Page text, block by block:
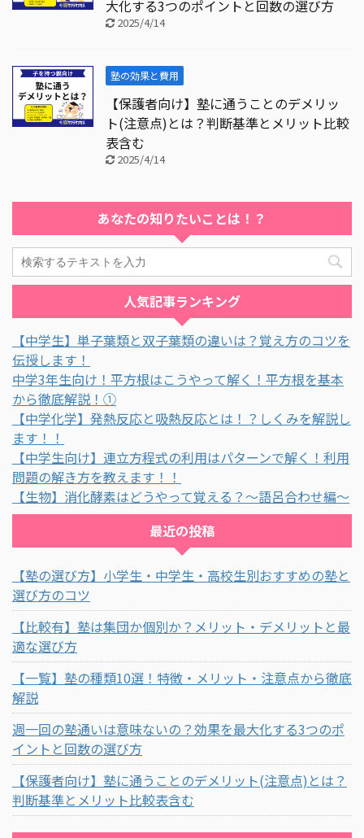
大化する3つのポイントと回数の選び方
2025/4/14
塾の効果と費用
【保護者向け】塾に通うことのデメリッ
ト(注意点)とは？判断基準とメリット比較
表含む
2025/4/14
あなたの知りたいことは！？
人気記事ランキング
【中学生】単子葉類と双子葉類の違いは？覚え方のコツを
伝授します！
中学3年生向け！平方根はこうやって解く！平方根を基本
から徹底解説！①
【中学化学】発熱反応と吸熱反応とは！？しくみを解説し
ます！！
【中学生向け】連立方程式の利用はパターンで解く！利用
問題の解き方を教えます！！
【生物】消化酵素はどうやって覚える？～語呂合わせ編～
最近の投稿
【塾の選び方】小学生・中学生・高校生別おすすめの塾と
選び方のコツ
【比較有】塾は集団か個別か？メリット・デメリットと最
適な選び方
【一覧】塾の種類10選！特徴・メリット・注意点から徹底
解説
週一回の塾通いは意味ないの？効果を最大化する3つのポ
イントと回数の選び方
【保護者向け】塾に通うことのデメリット(注意点)とは？
判断基準とメリット比較表含む